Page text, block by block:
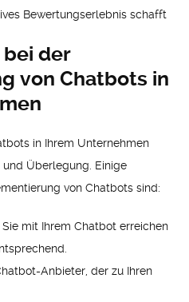
Bewertungserlebnis schafft
der
von Chatbots in
in Ihrem Unternehmen
Überlegung. Einige
von Chatbots sind:
mit Ihrem Chatbot erreichen
Anbieter, der zu Ihren